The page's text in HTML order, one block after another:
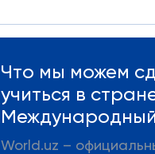
Что мы можем
учиться в
World.uz –